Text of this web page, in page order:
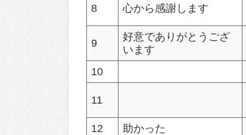
8 心から感謝します
9
好意でありがとうござ
います
10
11
12
助かった